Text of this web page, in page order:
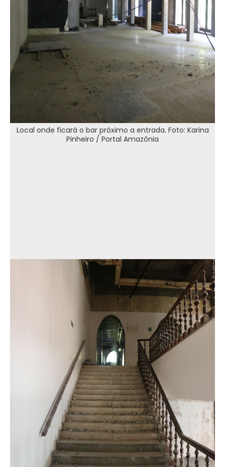
Local onde ficará o bar próximo a entrada. Foto: Karina
Pinheiro / Portal Amazônia